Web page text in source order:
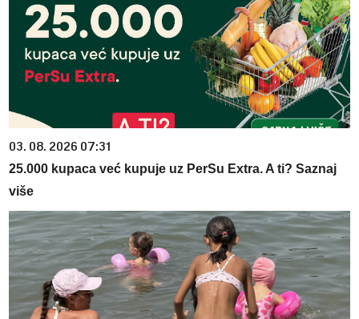
03. 08. 2026 07:31
25.000 kupaca već kupuje uz PerSu Extra. A ti? Saznaj
više